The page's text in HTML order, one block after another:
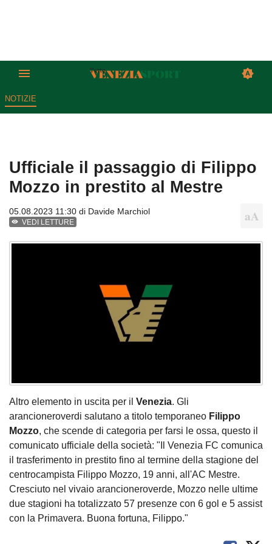
NOTIZIE
Ufficiale il passaggio di Filippo
Mozzo in prestito al Mestre
05.08.2023 11:30 di Davide Marchiol
VEDI LETTURE
Altro elemento in uscita per il Venezia. Gli
arancioneroverdi salutano a titolo temporaneo Filippo
Mozzo, che scende di categoria per farsi le ossa, questo il
comunicato ufficiale della società: "Il Venezia FC comunica
il trasferimento in prestito fino al termine della stagione del
centrocampista Filippo Mozzo, 19 anni, all'AC Mestre.
Cresciuto nel vivaio arancioneroverde, Mozzo nelle ultime
due stagioni ha totalizzato 57 presenze con 6 gol e 5 assist
con la Primavera. Buona fortuna, Filippo."